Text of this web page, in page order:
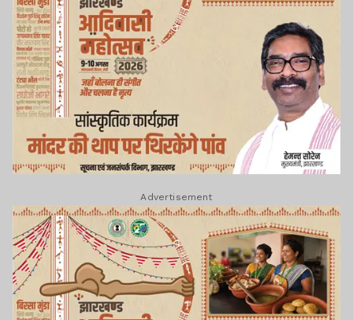
Advertisement